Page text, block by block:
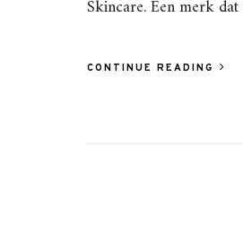
Skincare. Een merk
CONTINUE READING